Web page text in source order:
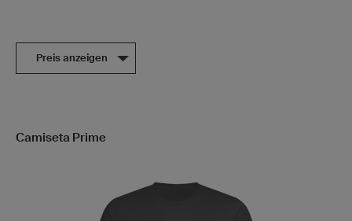
Preis anzeigen
Camiseta Prime